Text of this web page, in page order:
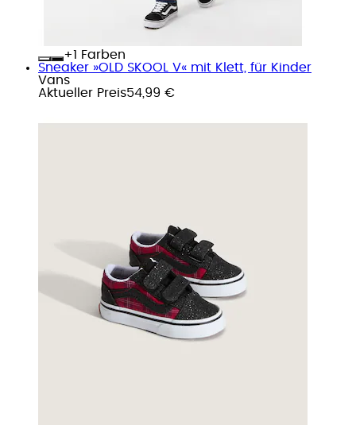
+
Farben
Sneaker »OLD SKOOL V« mit Klett, für Kinder
Vans
Aktueller Preis54,99 €